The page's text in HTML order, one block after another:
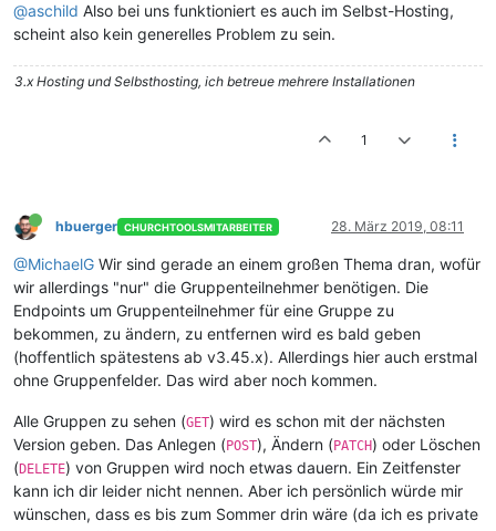
@aschild Also bei uns funktioniert es auch im Selbst-Hosting,
scheint also kein generelles Problem zu sein.
3.x Hosting und Selbsthosting, ich betreue mehrere Installationen
1
hbuerger CHURCHTOOLSMITARBEITER 28. März 2019, 08:11
@MichaelG Wir sind gerade an einem großen Thema dran, wofür
wir allerdings "nur" die Gruppenteilnehmer benötigen. Die
Endpoints um Gruppenteilnehmer für eine Gruppe zu
bekommen, zu ändern, zu entfernen wird es bald geben
(hoffentlich spätestens ab v3.45.x). Allerdings hier auch erstmal
ohne Gruppenfelder. Das wird aber noch kommen.
Alle Gruppen zu sehen (GET) wird es schon mit der nächsten
Version geben. Das Anlegen (POST), Ändern (PATCH) oder Löschen
(DELETE) von Gruppen wird noch etwas dauern. Ein Zeitfenster
kann ich dir leider nicht nennen. Aber ich persönlich würde mir
wünschen, dass es bis zum Sommer drin wäre (da ich es private